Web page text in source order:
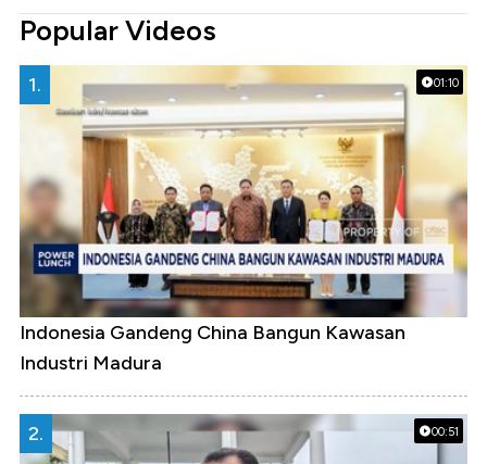
Popular Videos
01:10
1.
Indonesia Gandeng China Bangun Kawasan
Industri Madura
00:51
2.